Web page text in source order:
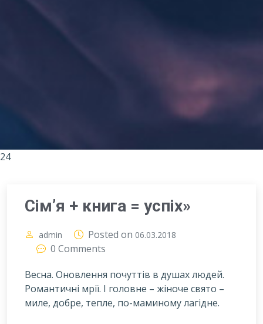
24
Сім’я + книга = успіх»
admin Posted on 06.03.2018
0 Comments
Весна. Оновлення почуттів в душах людей.
Романтичні мрії. І головне – жіноче свято –
миле, добре, тепле, по-маминому лагідне.